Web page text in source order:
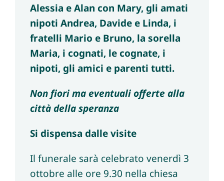
Alessia e Alan con Mary, gli amati
nipoti Andrea, Davide e Linda, i
fratelli Mario e Bruno, la sorella
Maria, i cognati, le cognate, i
nipoti, gli amici e parenti tutti.
Non fiori ma eventuali offerte alla
città della speranza
Si dispensa dalle visite
Il funerale sarà celebrato venerdì 3
ottobre alle ore 9.30 nella chiesa